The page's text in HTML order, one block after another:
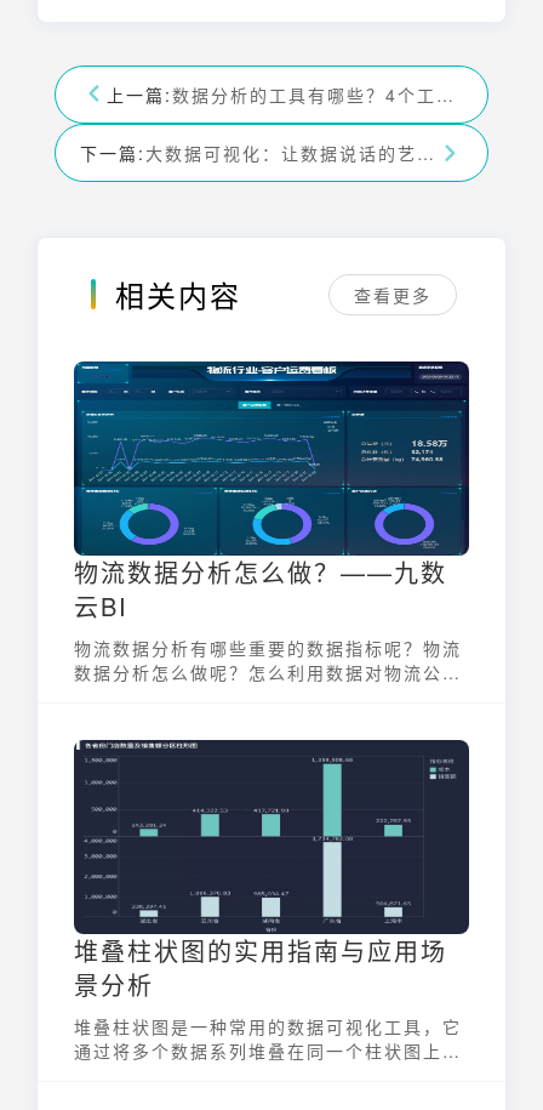
上一篇: 数据分析的工具有哪些？4个工具分享-九数云bi
下一篇: 大数据可视化：让数据说话的艺术-九数云BI
相关内容 查看更多
物流数据分析怎么做？——九数
云BI
物流数据分析有哪些重要的数据指标呢？物流
数据分析怎么做呢？怎么利用数据对物流公司
堆叠柱状图的实用指南与应用场
景分析
堆叠柱状图是一种常用的数据可视化工具，它
通过将多个数据系列堆叠在同一个柱状图上来